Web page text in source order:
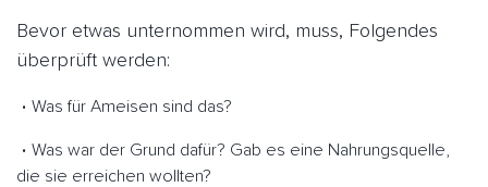
Bevor etwas unternommen wird, muss, Folgendes
überprüft werden:
Was für Ameisen sind das?
Was war der Grund dafür? Gab es eine Nahrungsquelle,
die sie erreichen wollten?